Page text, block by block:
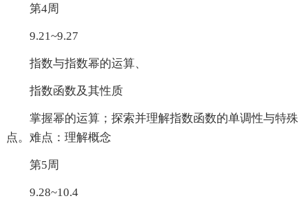
第4周
9.21~9.27
指数与指数幂的运算、
指数函数及其性质
掌握幂的运算；探索并理解指数函数的单调性与特殊
点。难点：理解概念
第5周
9.28~10.4